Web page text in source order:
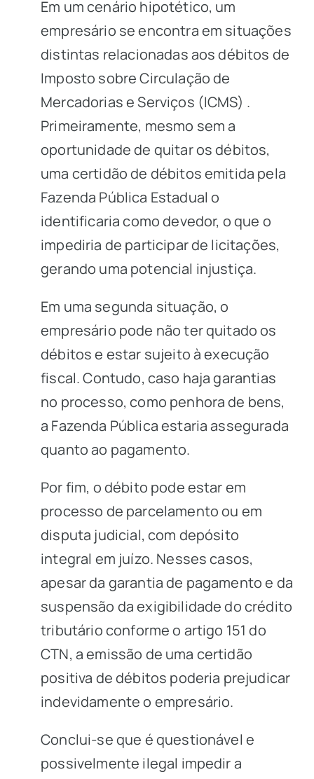
Em um cenário hipotético, um
empresário se encontra em situações
distintas relacionadas aos débitos de
Imposto sobre Circulação de
Mercadorias e Serviços (ICMS) .
Primeiramente, mesmo sem a
oportunidade de quitar os débitos,
uma certidão de débitos emitida pela
Fazenda Pública Estadual o
identificaria como devedor, o que o
impediria de participar de licitações,
gerando uma potencial injustiça.
Em uma segunda situação, o
empresário pode não ter quitado os
débitos e estar sujeito à execução
fiscal. Contudo, caso haja garantias
no processo, como penhora de bens,
a Fazenda Pública estaria assegurada
quanto ao pagamento.
Por fim, o débito pode estar em
processo de parcelamento ou em
disputa judicial, com depósito
integral em juízo. Nesses casos,
apesar da garantia de pagamento e da
suspensão da exigibilidade do crédito
tributário conforme o artigo 151 do
CTN, a emissão de uma certidão
positiva de débitos poderia prejudicar
indevidamente o empresário.
Conclui-se que é questionável e
possivelmente ilegal impedir a